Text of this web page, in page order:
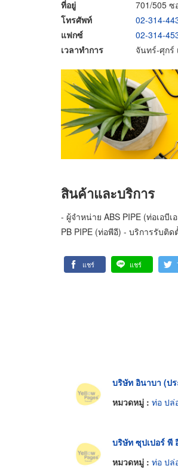
ที่อยู่
701/505
โทรศัพท์
02-314-
แฟกซ์
02-314-
เวลาทำการ
จันทร์-ศุกร์
สินค้าและบริการ
- ผู้จำหน่าย ABS PIPE (ท่อเอบี
PB PIPE (ท่อพีอี) - บริการรับติ
แชร์ แชร์
บริษัท อินาบา (ป
หมวดหมู่ : ท่อ ปล่
บริษัท ซุปเปอร์ พี
หมวดหมู่ : ท่อ ปล่